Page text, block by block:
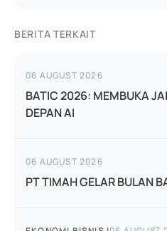
BERITA TERKAIT
06 AUGUST 2026
BATIC 2026: MEMBUKA
DEPAN AI
06 AUGUST 2026
PT TIMAH GELAR BULAN